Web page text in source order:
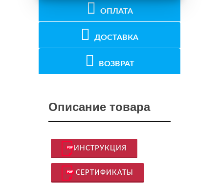
ОПЛАТА
ДОСТАВКА
ВОЗВРАТ
Описание товара
ИНСТРУКЦИЯ
СЕРТИФИКАТЫ